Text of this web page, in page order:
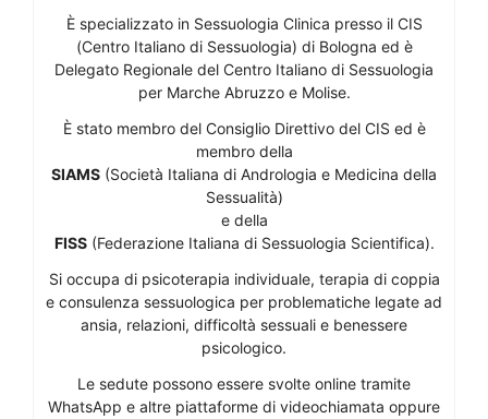
È specializzato in Sessuologia Clinica presso il CIS
(Centro Italiano di Sessuologia) di Bologna ed è
Delegato Regionale del Centro Italiano di Sessuologia
per Marche Abruzzo e Molise.
È stato membro del Consiglio Direttivo del CIS ed è
membro della
SIAMS (Società Italiana di Andrologia e Medicina della
Sessualità)
e della
FISS(Federazione Italiana di Sessuologia Scientifica).
Si occupa di psicoterapia individuale, terapia di coppia
e consulenza sessuologica per problematiche legate ad
ansia, relazioni, difficoltà sessuali e benessere
psicologico.
Le sedute possono essere svolte online tramite
WhatsApp e altre piattaforme di videochiamata oppure